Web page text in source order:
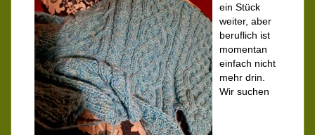
ein Stück
weiter, aber
beruflich ist
momentan
einfach nicht
mehr drin.
Wir suchen